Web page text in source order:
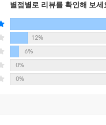
별점별로 리뷰를 확인해 보세
12%
6%
0%
0%